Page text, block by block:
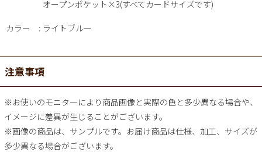
オープンポケット×3(すべてカードサイズです)
カラー ライトブルー
注意事項
※お使いのモニターにより商品画像と実際の色と多少異なる場合や、
イメージに差異が生じることがございます。
※画像の商品は、サンプルです。お届け商品は仕様、加工、サイズが
多少異なる場合がございます。